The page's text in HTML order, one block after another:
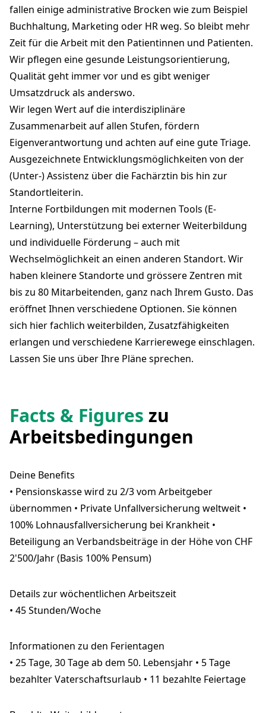
fallen einige administrative Brocken wie zum Beispiel
Buchhaltung, Marketing oder HR weg. So bleibt mehr
Zeit für die Arbeit mit den Patientinnen und Patienten.
Wir pflegen eine gesunde Leistungsorientierung,
Qualität geht immer vor und es gibt weniger
Umsatzdruck als anderswo.
Wir legen Wert auf die interdisziplinäre
Zusammenarbeit auf allen Stufen, fördern
Eigenverantwortung und achten auf eine gute Triage.
Ausgezeichnete Entwicklungsmöglichkeiten von der
(Unter-) Assistenz über die Fachärztin bis hin zur
Standortleiterin.
Interne Fortbildungen mit modernen Tools (E-
Learning), Unterstützung bei externer Weiterbildung
und individuelle Förderung – auch mit
Wechselmöglichkeit an einen anderen Standort. Wir
haben kleinere Standorte und grössere Zentren mit
bis zu 80 Mitarbeitenden, ganz nach Ihrem Gusto. Das
eröffnet Ihnen verschiedene Optionen. Sie können
sich hier fachlich weiterbilden, Zusatzfähigkeiten
erlangen und verschiedene Karrierewege einschlagen.
Lassen Sie uns über Ihre Pläne sprechen.
Facts & Figures zu
Arbeitsbedingungen
Deine Benefits
• Pensionskasse wird zu 2/3 vom Arbeitgeber
übernommen • Private Unfallversicherung weltweit •
100% Lohnausfallversicherung bei Krankheit •
Beteiligung an Verbandsbeiträge in der Höhe von CHF
2'500/Jahr (Basis 100% Pensum)
Details zur wöchentlichen Arbeitszeit
• 45 Stunden/Woche
Informationen zu den Ferientagen
• 25 Tage, 30 Tage ab dem 50. Lebensjahr • 5 Tage
bezahlter Vaterschaftsurlaub • 11 bezahlte Feiertage